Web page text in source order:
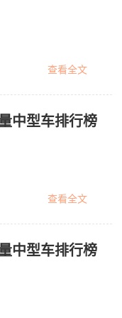
查看全文
中型车排行榜
查看全文
中型车排行榜